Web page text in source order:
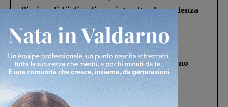
Piscina di Figline finanziata oltre la scadenza
ringraziamento al Governo”
Cronaca 4 Agosto 2026
Un anno fa la strage in A1 in cui morirono
Gianni, Giulia e Franco. Lo schianto, il
processo, lo stop ai sorpassi fra tir....
Cronaca 3 Agosto 2026